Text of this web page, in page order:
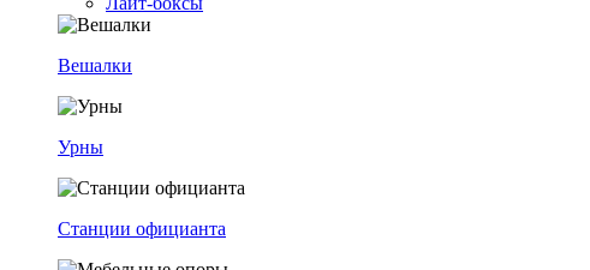
Вешалки
Урны
Станции официанта